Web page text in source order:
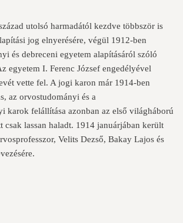
utolsó harmadától kezdve többször is
jog elnyerésére, végül 1912-ben
és debreceni egyetem alapításáról szóló
egyetem I. Ferenc József engedélyével
vette fel. A jogi karon már 1914-ben
az orvostudományi és a
karok felállítása azonban az első világháború
csak lassan haladt. 1914 januárjában került
Velits Dezső, Bakay Lajos és